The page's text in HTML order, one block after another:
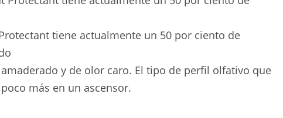
tiene actualmente un 50 por ciento de
y de olor caro. El tipo de perfil olfativo que
más en un ascensor.